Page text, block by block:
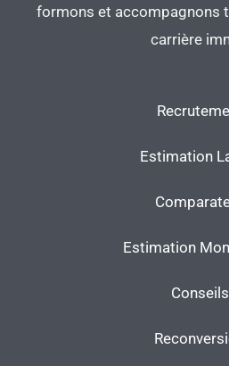
formons et accompagnons
carrière
Estimation
Estimation
Conseils